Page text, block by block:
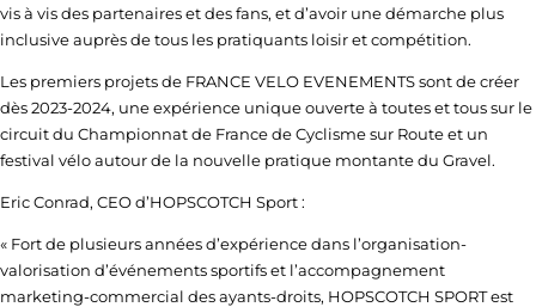
vis à vis des partenaires et des fans, et d’avoir une démarche plus
inclusive auprès de tous les pratiquants loisir et compétition.
Les premiers projets de FRANCE VELO EVENEMENTS sont de créer
dès 2023-2024, une expérience unique ouverte à toutes et tous sur le
circuit du Championnat de France de Cyclisme sur Route et un
festival vélo autour de la nouvelle pratique montante du Gravel.
Eric Conrad, CEO d’HOPSCOTCH Sport :
« Fort de plusieurs années d’expérience dans l’organisation-
valorisation d’événements sportifs et l’accompagnement
marketing-commercial des ayants-droits, HOPSCOTCH SPORT est